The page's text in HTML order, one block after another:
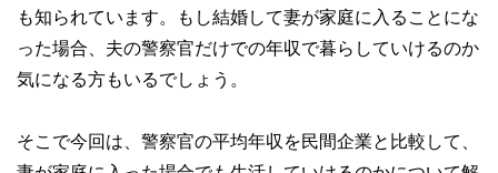
も知られています。もし結婚して妻が家庭に入ることにな
った場合、夫の警察官だけでの年収で暮らしていけるのか
気になる方もいるでしょう。
そこで今回は、警察官の平均年収を民間企業と比較して、